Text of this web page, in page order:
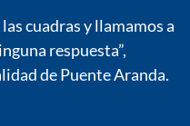
cuadras y llamamos a
respuesta”,
de Puente Aranda.